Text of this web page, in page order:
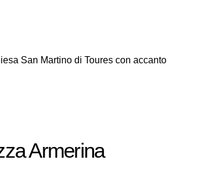
San Martino di Toures con accanto
Armerina